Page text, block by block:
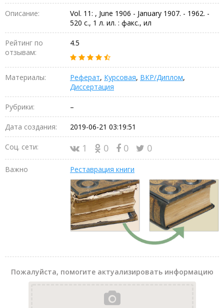
Описание:
Vol. 11: , June 1906 - January 1907. - 1962. -
520 с., 1 л. ил. : факс., ил
Рейтинг по
отзывам:
4.5
Материалы: Реферат, Курсовая, ВКР/Диплом,
Диссертация
Рубрики: –
Дата создания: 2019-06-21 03:19:51
Соц. сети: 1 0 0 0
Важно Реставрация книги
Пожалуйста, помогите актуализировать информацию